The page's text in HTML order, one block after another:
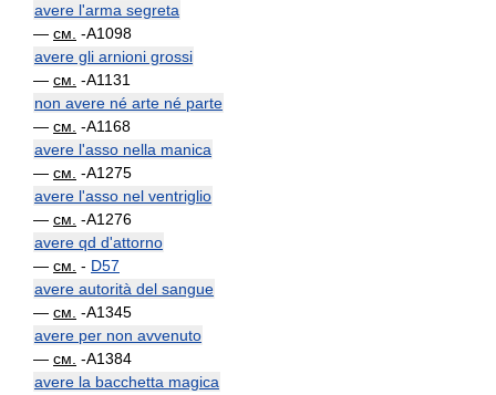
avere l'arma segreta
— см. -A1098
avere gli arnioni grossi
— см. -A1131
non avere né arte né parte
— см. -A1168
avere l'asso nella manica
— см. -A1275
avere l'asso nel ventriglio
— см. -A1276
avere qd d'attorno
— см. - D57
avere autorità del sangue
— см. -A1345
avere per non avvenuto
— см. -A1384
avere la bacchetta magica